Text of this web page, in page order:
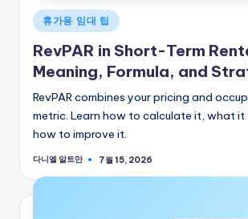
게
시
됨
휴가용 임대 팁
RevPAR in Short-Term
Meaning, Formula, and
RevPAR combines your pricing and
metric. Learn how to calculate it, what it
how to improve it.
게
자
다니엘 알트만 7월 15, 2026